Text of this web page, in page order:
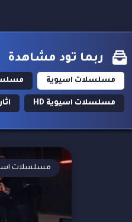
ربما تود مشاهدة
مسلسلات اسيوية
مسلسلات اسيوية HD
مسلسلات